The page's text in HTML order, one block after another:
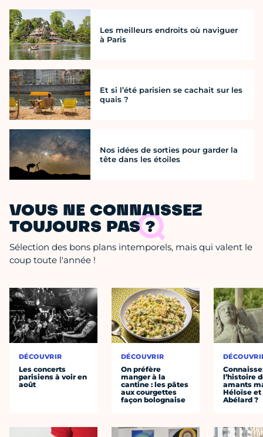
Les meilleurs endroits où naviguer
à Paris
Et si l’été parisien se cachait sur les
quais ?
Nos idées de sorties pour garder la
tête dans les étoiles
VOUS NE CONNAISSEZ
TOUJOURS PAS ?
Sélection des bons plans intemporels, mais qui valent le
coup toute l'année !
DÉCOUVRIR
Les concerts
parisiens à voir en
août
DÉCOUVRIR
On préfère
manger à la
cantine : les pâtes
aux courgettes
façon bolognaise
l’histoire
amants
Héloïse et
Abélard ?